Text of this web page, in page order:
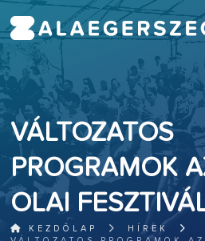
VÁLTOZATOS
PROGRAMOK
OLAI
KEZDŐLAP
HÍREK